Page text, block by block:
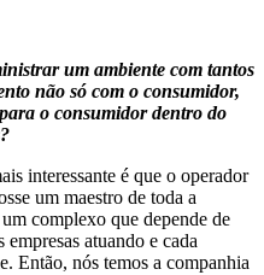
um ambiente com tantos
não só com o consumidor,
o consumidor dentro do
interessante é que o operador
um maestro de toda a
complexo que depende de
atuando e cada
Então, nós temos a companhia